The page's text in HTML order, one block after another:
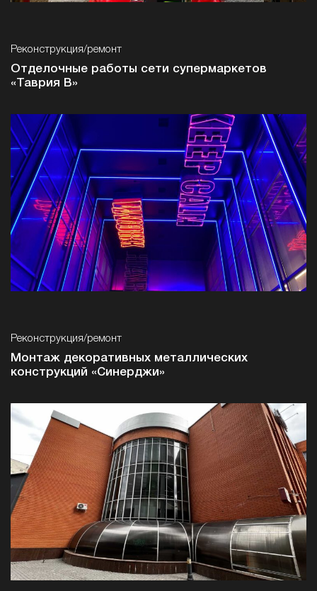
Реконструкция/ремонт
Отделочные работы сети супермаркетов
«Таврия В»
Реконструкция/ремонт
Монтаж декоративных металлических
конструкций «Cинерджи»